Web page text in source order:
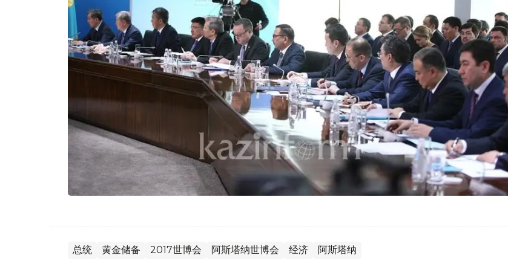
总统 黄金储备 2017世博会 阿斯塔纳世博会 经济 阿斯塔纳